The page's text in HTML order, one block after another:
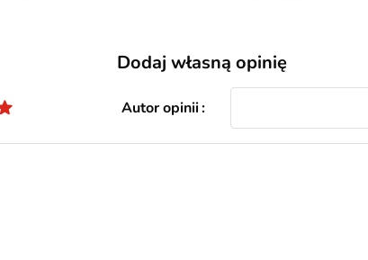
Dodaj własną opinię
Autor opinii